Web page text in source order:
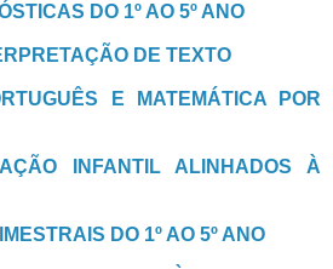
DO 1º AO 5º ANO
DE TEXTO
E MATEMÁTICA POR
INFANTIL ALINHADOS À
DO 1º AO 5º ANO